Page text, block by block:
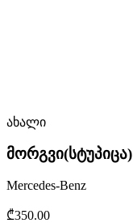
ახალი
მორგვი(სტუპიცა)
Mercedes-Benz
₾350.00